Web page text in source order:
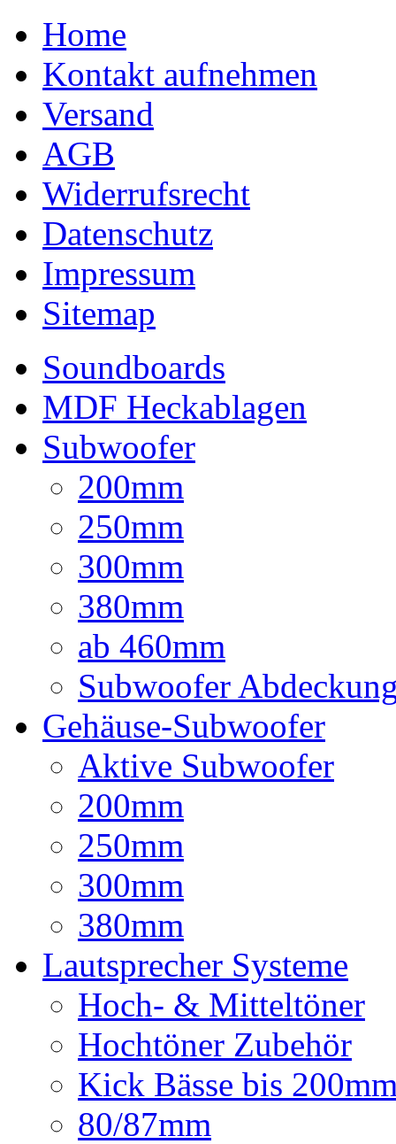
Home
Kontakt aufnehmen
Versand
AGB
Widerrufsrecht
Datenschutz
Impressum
Sitemap
Soundboards
MDF Heckablagen
Subwoofer
200mm
250mm
300mm
380mm
ab 460mm
Subwoofer
Gehäuse-Subwoofer
Aktive Subwoofer
200mm
250mm
300mm
380mm
Lautsprecher Systeme
Hoch- & Mitteltöner
Hochtöner Zubehör
Kick Bässe bis
80/87mm